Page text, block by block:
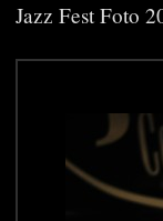
Jazz Fest Foto